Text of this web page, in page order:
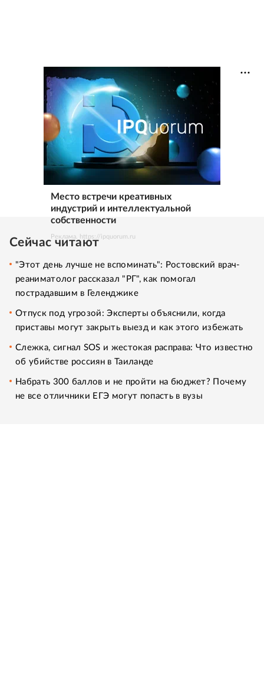
Место встречи креативных
индустрий и интеллектуальной
собственности
Реклама. https://ipquorum.ru
Сейчас читают
"Этот день лучше не вспоминать": Ростовский врач-
реаниматолог рассказал "РГ", как помогал
пострадавшим в Геленджике
Отпуск под угрозой: Эксперты объяснили, когда
приставы могут закрыть выезд и как этого избежать
Слежка, сигнал SOS и жестокая расправа: Что известно
об убийстве россиян в Таиланде
Набрать 300 баллов и не пройти на бюджет? Почему
не все отличники ЕГЭ могут попасть в вузы